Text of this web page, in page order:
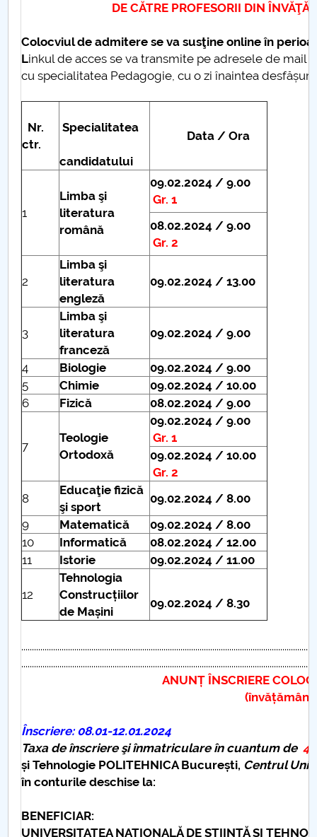
DE CĂTRE PROFESORII DIN
Colocviul de admitere se va susţine online în
Linkul de acces se va transmite pe adresele de
cu specialitatea Pedagogie, cu o zi înaintea
Nr.
ctr.
Specialitatea
candidatului
Data / Ora
1
Limba şi
literatura
română
09.02.2024 / 9.00
Gr. 1
08.02.2024 / 9.00
Gr. 2
2
Limba şi
literatura
engleză
09.02.2024 / 13.00
3
Limba şi
literatura
franceză
09.02.2024 / 9.00
4 Biologie
09.02.2024 / 9.00
5
Chimie
09.02.2024 / 10.00
6
Fizică 08.02.2024 / 9.00
7
Teologie
Ortodoxă
09.02.2024 / 9.00
Gr. 1
09.02.2024 / 10.00
Gr. 2
8
Educaţie fizică
şi sport
09.02.2024 / 8.00
9
Matematică
09.02.2024 / 8.00
10
Informatică 08.02.2024 / 12.00
11
Istorie 09.02.2024 / 11.00
12
Tehnologia
Construcțiilor
de Mașini
09.02.2024 / 8.30
ANUNȚ ÎNSCRIERE COLOCVIU
(învățământ
Înscriere: 08.01-12.01.2024
Taxa de înscriere şi înmatriculare în cuantum de
și Tehnologie POLITEHNICA București, Centrul
în conturile deschise la:
BENEFICIAR:
UNIVERSITATEA NAȚIONALĂ DE ȘTIINȚĂ ȘI